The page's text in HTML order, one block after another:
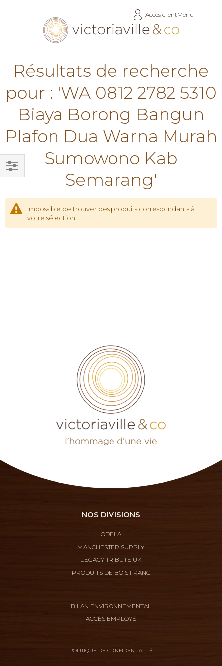
Accès clientMenu
Résultats de recherche
pour : 'WA 0812 2782 5310
Biaya Borong Bangun
Plafon Dua Warna Murah
Sumowono Kab
Semarang'
Impossible de trouver des produits correspondants à
votre sélection.
Filtrer
NOS DIVISIONS
ODELA
MANCHESTER SUPPLY
LEGACY TRIBUTE UK
PRODUITS DE BOIS FRANC
BILAN ENVIRONNEMENTAL
ACCÈS EMPLOYÉ
POLITIQUE DE CONFIDENTIALITÉ